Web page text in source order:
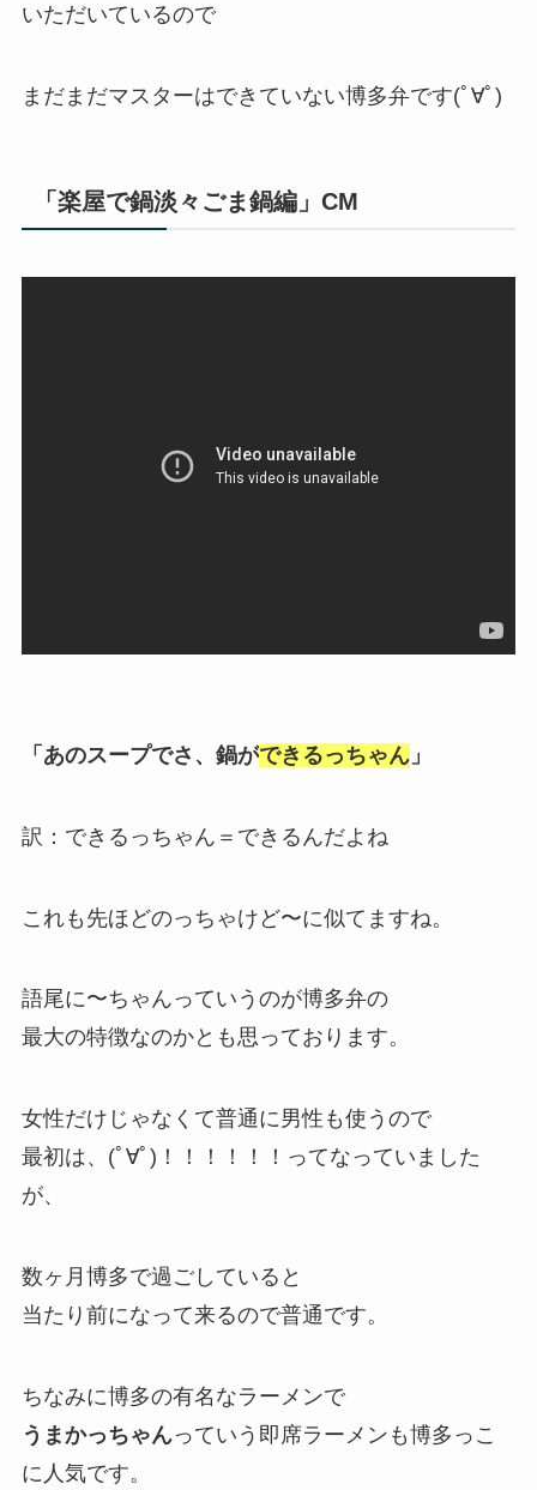
いただいているので
まだまだマスターはできていない博多弁です(ﾟ∀ﾟ)
「楽屋で鍋淡々ごま鍋編」CM
「あのスープでさ、鍋ができるっちゃん」
訳：できるっちゃん＝できるんだよね
これも先ほどのっちゃけど〜に似てますね。
語尾に〜ちゃんっていうのが博多弁の
最大の特徴なのかとも思っております。
女性だけじゃなくて普通に男性も使うので
最初は、(ﾟ∀ﾟ)！！！！！！ってなっていました
が、
数ヶ月博多で過ごしていると
当たり前になって来るので普通です。
ちなみに博多の有名なラーメンで
うまかっちゃんっていう即席ラーメンも博多っこ
に人気です。